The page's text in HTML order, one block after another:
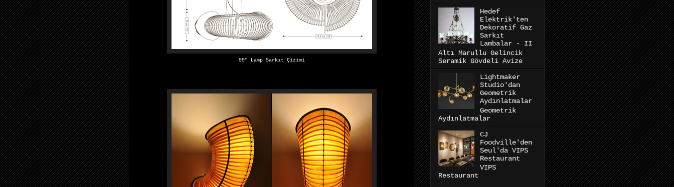
99″ Lamp Sarkıt Çizimi
Hedef
Elektrik'ten
Dekoratif Gaz
Sarkıt
Lambalar - II
Altı Marullu Gelincik
Seramik Gövdeli Avize
Lightmaker
Studio'dan
Geometrik
Aydınlatmalar
Geometrik
Aydınlatmalar
CJ
Foodville'den
Seul'da VIPS
Restaurant
VIPS
Restaurant